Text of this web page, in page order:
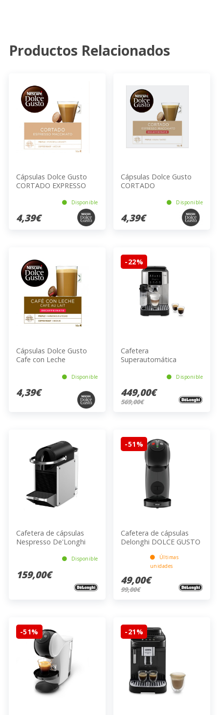
Productos Relacionados
Cápsulas Dolce Gusto
CORTADO EXPRESSO
Disponible
4,39€
Cápsulas Dolce Gusto
CORTADO
Disponible
4,39€
Cápsulas Dolce Gusto
Cafe con Leche
Disponible
4,39€
-22%
Cafetera
Superautomática
Start ECAM220.80.SBDisponible
449,00€
569,00€
Cafetera de cápsulas
Nespresso De'Longhi
Disponible
159,00€
-51%
Cafetera de cápsulas
Delonghi DOLCE GUSTO
Últimas
unidades
49,00€
99,00€
-51% -21%